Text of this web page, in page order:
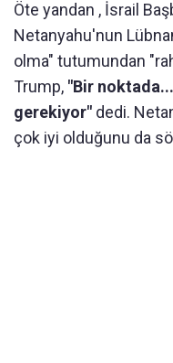
Öte yandan , İsrail
Netanyahu'nun
olma" tutumundan
Trump, "Bir
gerekiyor" dedi.
çok iyi olduğunu da